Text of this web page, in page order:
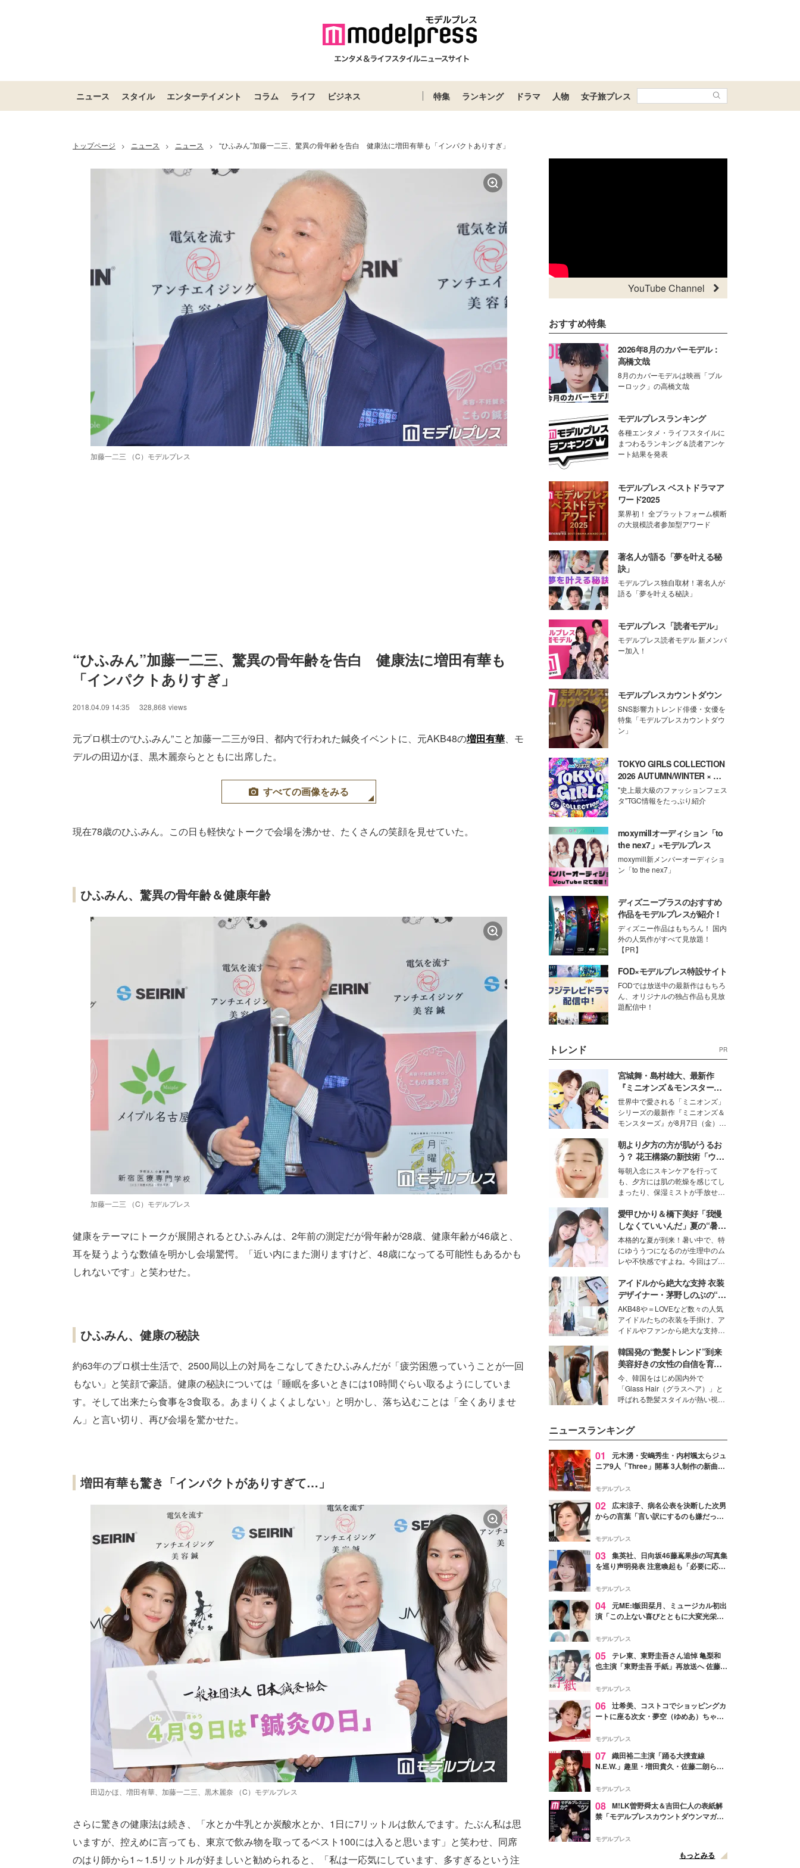
ニュース スタイル エンターテイメント コラム ライフ ビジネス 特集 ランキング ドラマ 人物 女子旅プレス
トップページ > ニュース > ニュース > “ひふみん”加藤一二三、驚異の骨年齢を告白 健康法に増田有華も「インパクトありすぎ」
加藤一二三 （C）モデルプレス
“ひふみん”加藤一二三、驚異の骨年齢を告白　健康法に増田有華も
「インパクトありすぎ」
2018.04.09 14:35 328,868 views
元プロ棋士の“ひふみん”こと加藤一二三が9日、都内で行われた鍼灸イベントに、元AKB48の増田有華、モ
デルの田辺かほ、黒木麗奈らとともに出席した。
すべての画像をみる
現在78歳のひふみん。この日も軽快なトークで会場を沸かせ、たくさんの笑顔を見せていた。
ひふみん、驚異の骨年齢＆健康年齢
加藤一二三 （C）モデルプレス
健康をテーマにトークが展開されるとひふみんは、2年前の測定だが骨年齢が28歳、健康年齢が46歳と、
耳を疑うような数値を明かし会場驚愕。「近い内にまた測りますけど、48歳になってる可能性もあるかも
しれないです」と笑わせた。
ひふみん、健康の秘訣
約63年のプロ棋士生活で、2500局以上の対局をこなしてきたひふみんだが「疲労困憊っていうことが一回
もない」と笑顔で豪語。健康の秘訣については「睡眠を多いときには10時間ぐらい取るようにしていま
す。そして出来たら食事を3食取る。あまりくよくよしない」と明かし、落ち込むことは「全くありませ
ん」と言い切り、再び会場を驚かせた。
増田有華も驚き「インパクトがありすぎて…」
田辺かほ、増田有華、加藤一二三、黒木麗奈 （C）モデルプレス
さらに驚きの健康法は続き、「水とか牛乳とか炭酸水とか、1日に7リットルは飲んでます。たぶん私は思
いますが、控えめに言っても、東京で飲み物を取ってるベスト100には入ると思います」と笑わせ、同席
のはり師から1～1.5リットルが好ましいと勧められると、「私は一応気にしています、多すぎるという注
YouTube Channel
おすすめ特集
2026年8月のカバーモデル：
高橋文哉
8月のカバーモデルは映画「ブル
ーロック」の高橋文哉
モデルプレスランキング
各種エンタメ・ライフスタイルに
まつわるランキング＆読者アンケ
ート結果を発表
モデルプレス ベストドラマア
ワード2025
業界初！ 全プラットフォーム横断
の大規模読者参加型アワード
著名人が語る「夢を叶える秘
訣」
モデルプレス独自取材！著名人が
語る「夢を叶える秘訣」
モデルプレス「読者モデル」
モデルプレス読者モデル 新メンバ
ー加入！
モデルプレスカウントダウン
SNS影響力トレンド俳優・女優を
特集「モデルプレスカウントダウ
ン」
TOKYO GIRLS COLLECTION
2026 AUTUMN/WINTER × モ
デルプレス
"史上最大級のファッションフェス
タ"TGC情報をたっぷり紹介
moxymillオーディション「to
the nex7」×モデルプレス
moxymill新メンバーオーディショ
ン「to the nex7」
ディズニープラスのおすすめ
作品をモデルプレスが紹介！
ディズニー作品はもちろん！ 国内
外の人気作がすべて見放題！
【PR】
FOD×モデルプレス特設サイト
FODでは放送中の最新作はもちろ
ん、オリジナルの独占作品も見放
題配信中！
トレンド PR
宮城舞・島村雄大、最新作
『ミニオンズ＆モンスター
ズ』の魅力熱弁 ハチャメチャ
だけじゃない“友情と絆”に感
動
世界中で愛される「ミニオンズ」
シリーズの最新作『ミニオンズ＆
モンスターズ』が8月7日（金）に
ニオン好き”という共通点を持つモ
デルの宮城舞と島村雄大の特別対
談をお届け！それぞれの視点か
ら、今作ならではの魅力や予想外
の感動をもたらす奥深いストーリ
ーについて熱く語り合ってもらっ
た。
朝より夕方の方が肌がうるお
う？ 花王構築の新技術「ウォ
ーターキャプチャリングスキ
ン（捕水肌）」がスキンケア
の常識を変える予感
毎朝入念にスキンケアを行って
も、夕方には肌の乾燥を感じてし
まったり、保湿ミストが手放せな
な美容の常識を大きく変える可能
性を秘めた、革新的な「Water
Capturing Skin（ウォーターキャ
プチャリングスキン：捕水肌）」
技術を、花王が構築した。
愛甲ひかり＆橋下美好「我慢
しなくていいんだ」夏の“暑さ
対策”の新しい選択肢とは？
本格的な夏が到来！暑い中で、特
にゆううつになるのが生理中のム
レや不快感ですよね。今回はプラ
モデル・愛甲ひかりさんと橋下美
好さんを迎えて本音で女子会トー
ク。猛暑のお出かけを快適に過ご
すヒントや、2人が感動した夏の
生理の新常識にも迫りました。
アイドルから絶大な支持 衣装
デザイナー・茅野しのぶの“可
愛い”を作る美学＜「シチズン
クロスシー」インタビュー＞
AKB48や＝LOVEなど数々の人気
アイドルたちの衣装を手掛け、ア
イドルやファンから絶大な支持を
取締役兼クリエイティブディレク
ター・茅野しのぶ。一人ひとりの
個性に寄り添い、魅力を引き出す
衣装作りは、多くの女性たちに勇
気と自信を与え続けている。
韓国発の“艶髪トレンド”到来
美容好きの女性の自信を育む
「ヘアケア事情」って？
今、韓国をはじめ国内外で
「Glass Hair（グラスヘア）」と
呼ばれる艶髪スタイルが熱い視線
して、“髪そのものの美しさ”に改
めて注目する人が増えている様
子。今回は、そんな憧れの艶やか
な髪を日常で叶える、美容好きの
ます。
ニュースランキング
01
元木湧・安嶋秀生・内村颯太らジュ
ニア9人「Three」開幕 3人制作の新曲＆
進んで夢を掴みたい」【ゲネプロレポ】
モデルプレス
02
広末涼子、病名公表を決断した次男
からの言葉「言い訳にするのも嫌だっ
モデルプレス
03 集英社、日向坂46藤嶌果歩の写真集
を巡り声明発表 注意喚起も「必要に応じ
モデルプレス
04 元ME:I飯田栞月、ミュージカル初出
演「この上ない喜びとともに大変光栄」
ャスト発表
モデルプレス
05 テレ東、東野圭吾さん追悼 亀梨和
也主演「東野圭吾 手紙」再放送へ 佐藤隆
モデルプレス
06 辻希美、コストコでショッピングカ
ートに座る次女・夢空（ゆめあ）ちゃん
ぎ」「成長を感じる」の声
モデルプレス
07 織田裕二主演「踊る大捜査線
N.E.W.」趣里・増田貴久・佐藤二朗ら新
徴する“謎のキーワード”も
モデルプレス
08 M!LK曽野舜太＆吉田仁人の表紙解
禁「モデルプレスカウントダウンマガジ
モデルプレス
もっとみる